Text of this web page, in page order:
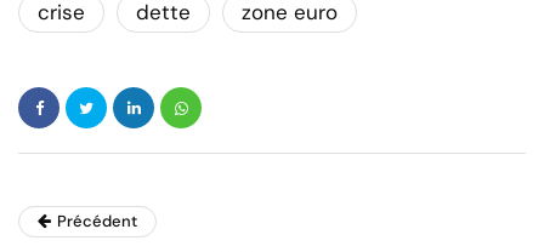
crise dette zone euro
Précédent